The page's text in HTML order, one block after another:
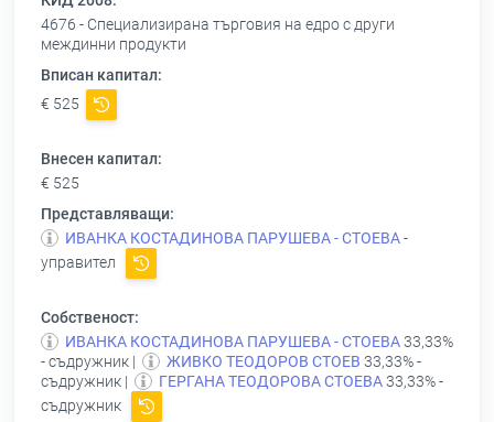
4676 - Специализирана търговия на едро с други
междинни продукти
Вписан капитал:
€ 525
Внесен капитал:
€ 525
Представляващи:
ИВАНКА КОСТАДИНОВА ПАРУШЕВА - СТОЕВА-
управител
Собственост:
ИВАНКА КОСТАДИНОВА ПАРУШЕВА - СТОЕВА33,33%
- съдружник |
ЖИВКО ТЕОДОРОВ СТОЕВ 33,33% -
съдружник |
ГЕРГАНА ТЕОДОРОВА СТОЕВА33,33% -
съдружник